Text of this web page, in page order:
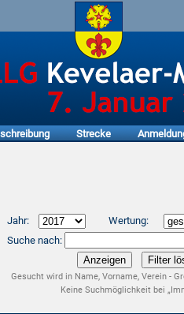
Strecke
Jahr:
Wertung:
Suche nach:
Gesucht wird in Name, Vorname, Verein -
Keine Suchmöglichkeit bei